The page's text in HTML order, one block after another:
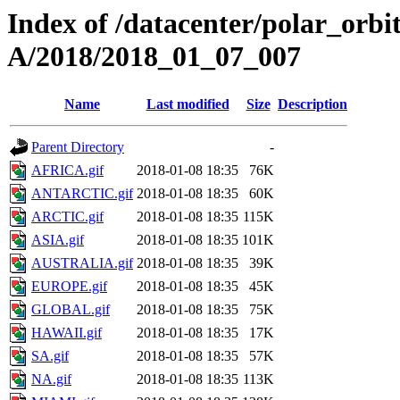
Index of /datacenter/
A/2018/2018_01_07_007
Name Last modified Size Description
Parent Directory
-
AFRICA.gif
2018-01-08 18:35
76K
ANTARCTIC.gif 2018-01-08 18:35
60K
ARCTIC.gif
2018-01-08 18:35 115K
ASIA.gif
2018-01-08 18:35 101K
AUSTRALIA.gif 2018-01-08 18:35
39K
EUROPE.gif
2018-01-08 18:35
45K
GLOBAL.gif
2018-01-08 18:35
75K
HAWAII.gif
2018-01-08 18:35
17K
SA.gif
2018-01-08 18:35
57K
NA.gif
2018-01-08 18:35 113K